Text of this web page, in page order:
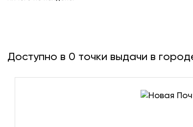
Доступно в 0 точки выдачи в